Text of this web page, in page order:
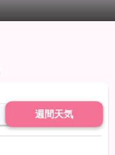
週間天気